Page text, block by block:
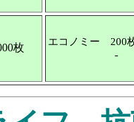
枚 エコノミー 200
-